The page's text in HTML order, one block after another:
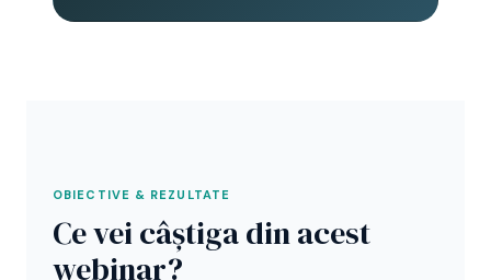
OBIECTIVE & REZULTATE
Ce vei câștiga din acest
webinar?